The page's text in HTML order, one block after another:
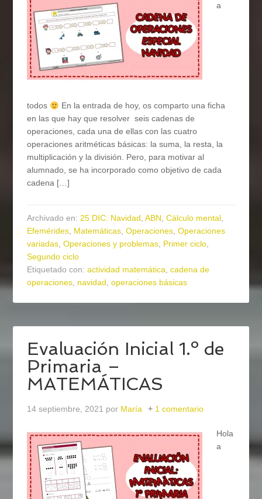
a
todos
En la entrada de hoy, os comparto una ficha
en las que hay que resolver seis cadenas de
operaciones, cada una de ellas con las cuatro
operaciones aritméticas básicas: la suma, la resta, la
multiplicación y la división. Pero, para motivar al
alumnado, se ha incorporado como objetivo de cada
cadena […]
Archivado en:25 DIC: Navidad,ABN,Cálculo mental,
Efemérides, Matemáticas,Operaciones,Operaciones
variadas,Operaciones y problemas, Primer ciclo,
Segundo ciclo
Etiquetado con:actividad matemática,cadena de
operaciones, navidad,operaciones básicas
Evaluación Inicial 1.º de
Primaria –
MATEMÁTICAS
14 septiembre, 2021 por María 1 comentario
Hola
a